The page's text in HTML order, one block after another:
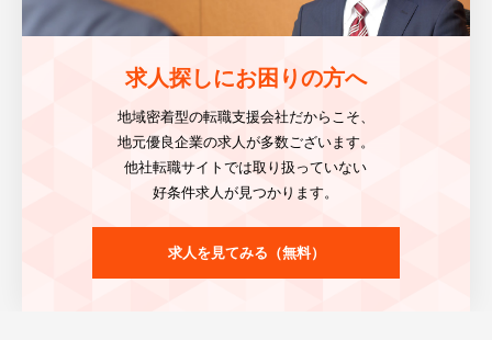
求人探しにお困りの方へ
地域密着型の転職支援会社だからこそ、
地元優良企業の求人が多数ございます。
他社転職サイトでは取り扱っていない
好条件求人が見つかります。
求人を見てみる（無料）